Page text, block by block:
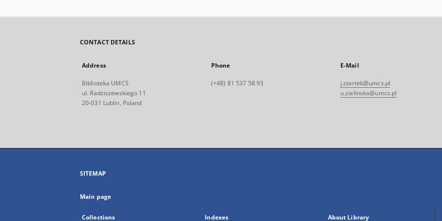
CONTACT DETAILS
Address
Biblioteka UMCS
ul. Radziszewskiego 11
20-031 Lublin, Poland
Phone
(+48) 81 537 58 93
E-Mail
j.startek@umcs.pl
u.zielinska@umcs.pl
SITEMAP
Main page
Collections Indexes About Library